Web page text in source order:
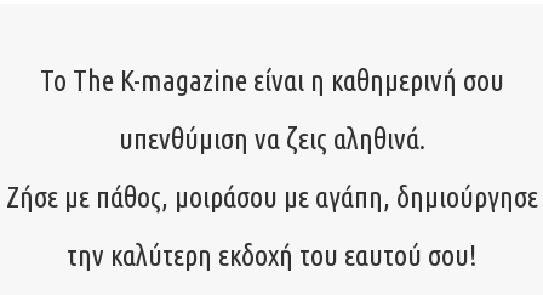
Το The K-magazine είναι η καθημερινή σου
υπενθύμιση να ζεις αληθινά.
Ζήσε με πάθος, μοιράσου με αγάπη, δημιούργησε
την καλύτερη εκδοχή του εαυτού σου!